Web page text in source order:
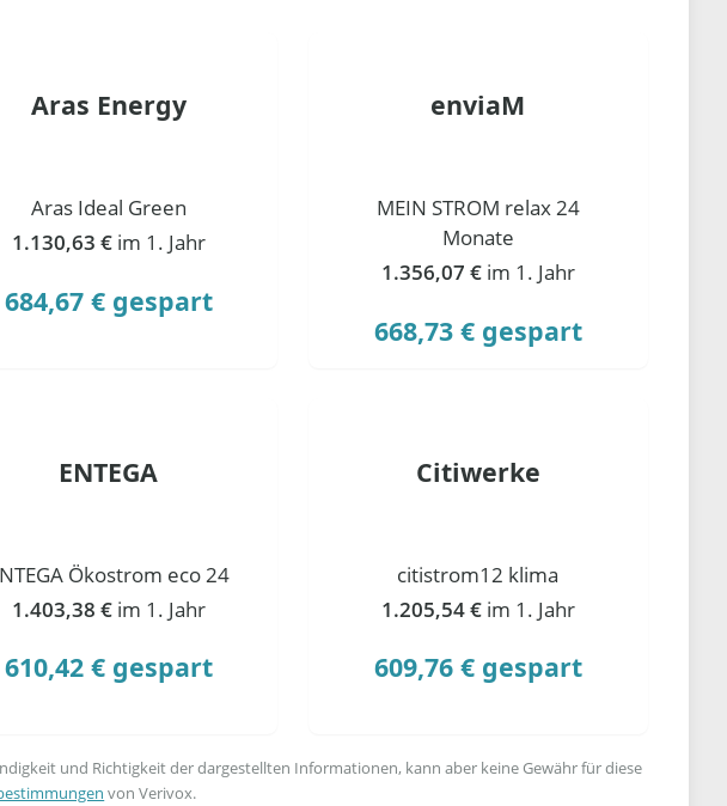
Aras Energy
Aras Ideal Green
1.130,63 € im 1. Jahr
684,67 € gespart
enviaM
MEIN STROM relax 24
Monate
1.356,07 € im 1. Jahr
668,73 € gespart
ENTEGA
Ökostrom eco 24
1.403,38 € im 1. Jahr
610,42 € gespart
Citiwerke
citistrom12 klima
1.205,54 € im 1. Jahr
609,76 € gespart
und Richtigkeit der dargestellten Informationen, kann aber keine Gewähr für diese
von Verivox.